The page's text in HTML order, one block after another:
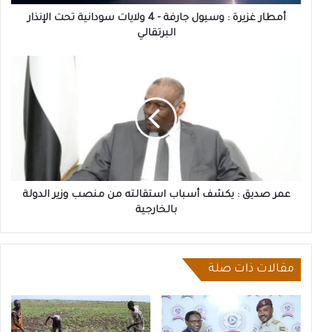
سودانية
أمطار غزيرة : وسيول جارفة - 4 ولايات سودانية تحت الإنذار
البرتقالي
الدولة
عمر صديق : يكشف أسباب استقالته من منصب وزير الدولة
بالخارجية
مقالات ذات صلة